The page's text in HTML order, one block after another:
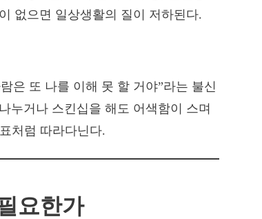
없으면 일상생활의 질이 저하된다.
은 또 나를 이해 못 할 거야”라는 불신
누거나 스킨십을 해도 어색함이 스며
처럼 따라다닌다.
요한가